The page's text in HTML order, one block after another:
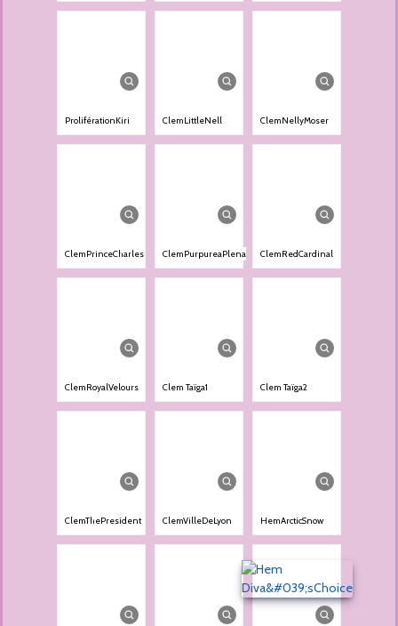
ProliférationKiri ClemLittleNell ClemNellyMoser
ClemPrinceCharles ClemPurpureaPlena ClemRedCardinal
ClemRoyalVelours Clem Taïga1 Clem Taïga2
ClemThePresident ClemVilleDeLyon HemArcticSnow